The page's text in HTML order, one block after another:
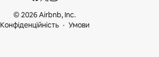
© 2026 Airbnb, Inc.
Конфіденційність
Умови